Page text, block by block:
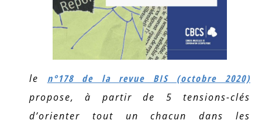
le n°178 de la revue BIS (octobre 2020)
propose, à partir de 5 tensions-clés
d’orienter tout un chacun dans les